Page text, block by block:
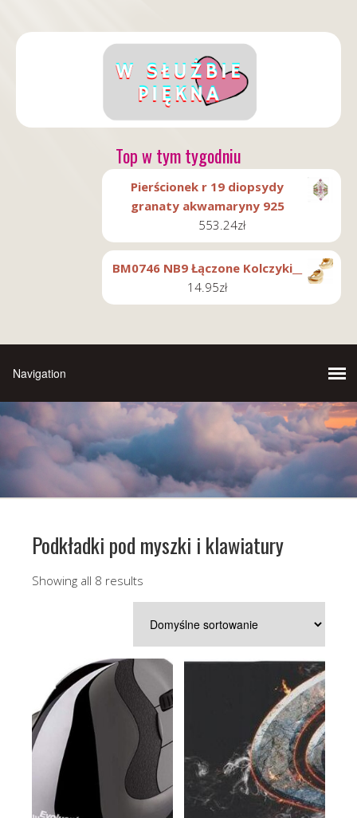
Top w tym tygodniu
Pierścionek r 19 diopsydy
granaty akwamaryny 925
553.24zł
BM0746 NB9 Łączone Kolczyki__
14.95zł
Podkładki pod myszki i klawiatury
Showing all 8 results